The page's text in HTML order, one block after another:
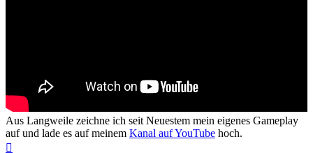
Aus Langweile zeichne ich seit Neuestem mein eigenes Gameplay
auf und lade es auf meinem Kanal auf YouTube hoch.